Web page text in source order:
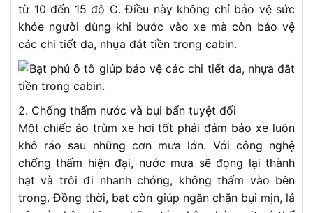
từ 10 đến 15 độ C. Điều này không chỉ bảo vệ sức
khỏe người dùng khi bước vào xe mà còn bảo vệ
các chi tiết da, nhựa đắt tiền trong cabin.
2. Chống thấm nước và bụi bẩn tuyệt đối
Một chiếc áo trùm xe hơi tốt phải đảm bảo xe luôn
khô ráo sau những cơn mưa lớn. Với công nghệ
chống thấm hiện đại, nước mưa sẽ đọng lại thành
hạt và trôi đi nhanh chóng, không thấm vào bên
trong. Đồng thời, bạt còn giúp ngăn chặn bụi mịn, lá